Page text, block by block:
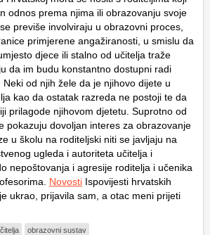
odnos prema njima ili obrazovanju svoje
previše involviraju u obrazovni proces,
primjerene angažiranosti, u smislu da
djece ili stalno od učitelja traže
da im budu konstantno dostupni radi
od njih žele da je njihovo dijete u
kao da ostatak razreda ne postoji te da
prilagode njihovom djetetu. Suprotno od
pokazuju dovoljan interes za obrazovanje
u školu na roditeljski niti se javljaju na
ugleda i autoriteta učitelja i
nepoštovanja i agresije roditelja i učenika
Novosti Ispovijesti hrvatskih
ukrao, prijavila sam, a otac meni prijeti
obrazovni sustav